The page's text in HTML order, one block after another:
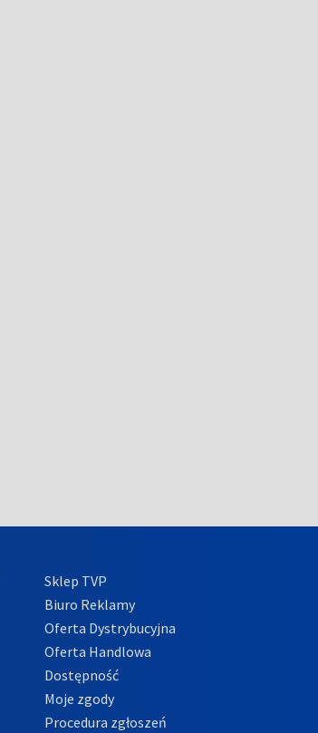
Sklep TVP
Biuro Reklamy
Oferta Dystrybucyjna
Oferta Handlowa
Dostępność
Moje zgody
Procedura zgłoszeń